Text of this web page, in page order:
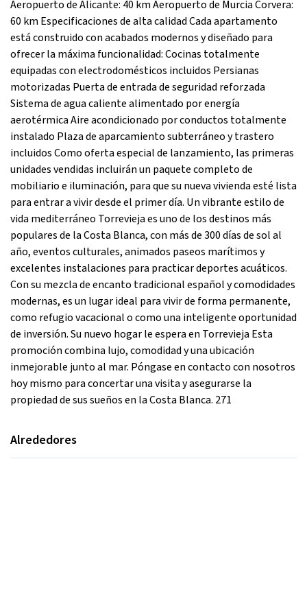
Aeropuerto de Alicante: 40 km Aeropuerto de Murcia Corvera:
60 km Especificaciones de alta calidad Cada apartamento
está construido con acabados modernos y diseñado para
ofrecer la máxima funcionalidad: Cocinas totalmente
equipadas con electrodomésticos incluidos Persianas
motorizadas Puerta de entrada de seguridad reforzada
Sistema de agua caliente alimentado por energía
aerotérmica Aire acondicionado por conductos totalmente
instalado Plaza de aparcamiento subterráneo y trastero
incluidos Como oferta especial de lanzamiento, las primeras
unidades vendidas incluirán un paquete completo de
mobiliario e iluminación, para que su nueva vivienda esté lista
para entrar a vivir desde el primer día. Un vibrante estilo de
vida mediterráneo Torrevieja es uno de los destinos más
populares de la Costa Blanca, con más de 300 días de sol al
año, eventos culturales, animados paseos marítimos y
excelentes instalaciones para practicar deportes acuáticos.
Con su mezcla de encanto tradicional español y comodidades
modernas, es un lugar ideal para vivir de forma permanente,
como refugio vacacional o como una inteligente oportunidad
de inversión. Su nuevo hogar le espera en Torrevieja Esta
promoción combina lujo, comodidad y una ubicación
inmejorable junto al mar. Póngase en contacto con nosotros
hoy mismo para concertar una visita y asegurarse la
propiedad de sus sueños en la Costa Blanca. 271
Alrededores